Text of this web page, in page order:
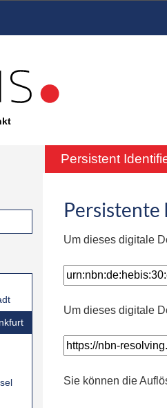
Persistent
Persistente
Um dieses digitale
Um dieses digitale
Sie können die